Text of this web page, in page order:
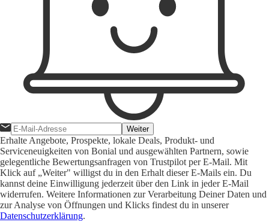
Weiter
Erhalte Angebote, Prospekte, lokale Deals, Produkt- und
Serviceneuigkeiten von Bonial und ausgewählten Partnern, sowie
gelegentliche Bewertungsanfragen von Trustpilot per E-Mail. Mit
Klick auf „Weiter" willigst du in den Erhalt dieser E-Mails ein. Du
kannst deine Einwilligung jederzeit über den Link in jeder E-Mail
widerrufen. Weitere Informationen zur Verarbeitung Deiner Daten und
zur Analyse von Öffnungen und Klicks findest du in unserer
Datenschutzerklärung.